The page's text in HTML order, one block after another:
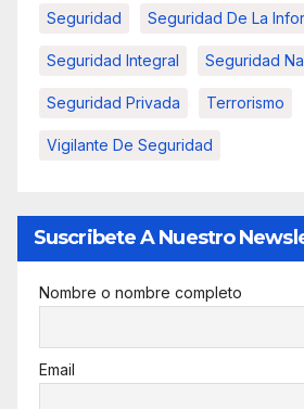
Seguridad Seguridad De La
Seguridad Integral Seguridad
Seguridad Privada Terrorismo
Vigilante De Seguridad
Suscribete A Nuestro
Nombre o nombre completo
Email